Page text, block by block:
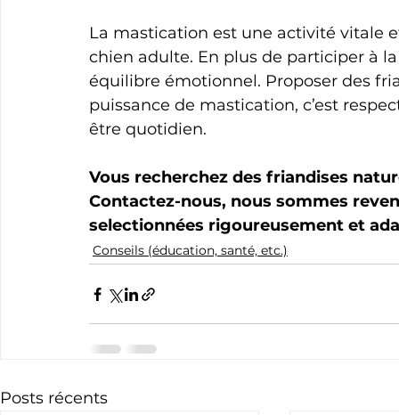
La mastication est une activité vitale
chien adulte. En plus de participer à
équilibre émotionnel. Proposer des
puissance de mastication, c’est
être quotidien.
Vous recherchez des friandises
Contactez-nous, nous sommes
selectionnées rigoureusement et
Conseils (éducation, santé, etc.)
Posts récents